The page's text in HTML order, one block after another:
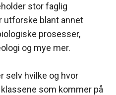
stor faglig
utforske blant annet
prosesser,
og mye mer.
selv hvilke og hvor
som kommer på